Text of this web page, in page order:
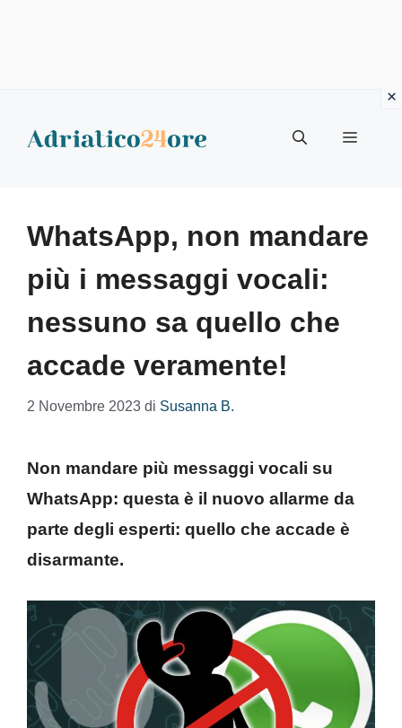
Menu
WhatsApp, non mandare
più i messaggi vocali:
nessuno sa quello che
accade veramente!
2 Novembre 2023 di Susanna B.
Non mandare più messaggi vocali su
WhatsApp: questa è il nuovo allarme da
parte degli esperti: quello che accade è
disarmante.